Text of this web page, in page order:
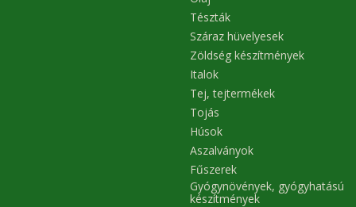
Tészták
Száraz hüvelyesek
Zöldség készítmények
Italok
Tej, tejtermékek
Tojás
Húsok
Aszalványok
Fűszerek
Gyógynövények, gyógyhatású
készítmények